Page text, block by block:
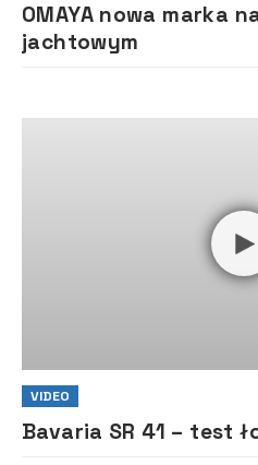
OMAYA nowa marka
jachtowym
VIDEO
Bavaria SR 41 – test